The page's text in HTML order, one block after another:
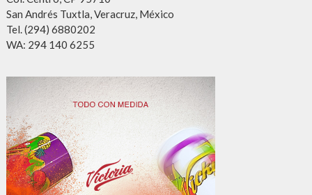
San Andrés Tuxtla, Veracruz, México
Tel. (294) 6880202
WA: 294 140 6255